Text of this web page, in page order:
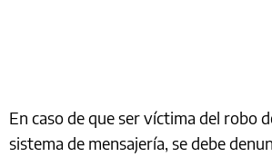
En caso de que ser víctima del robo
sistema de mensajería, se debe